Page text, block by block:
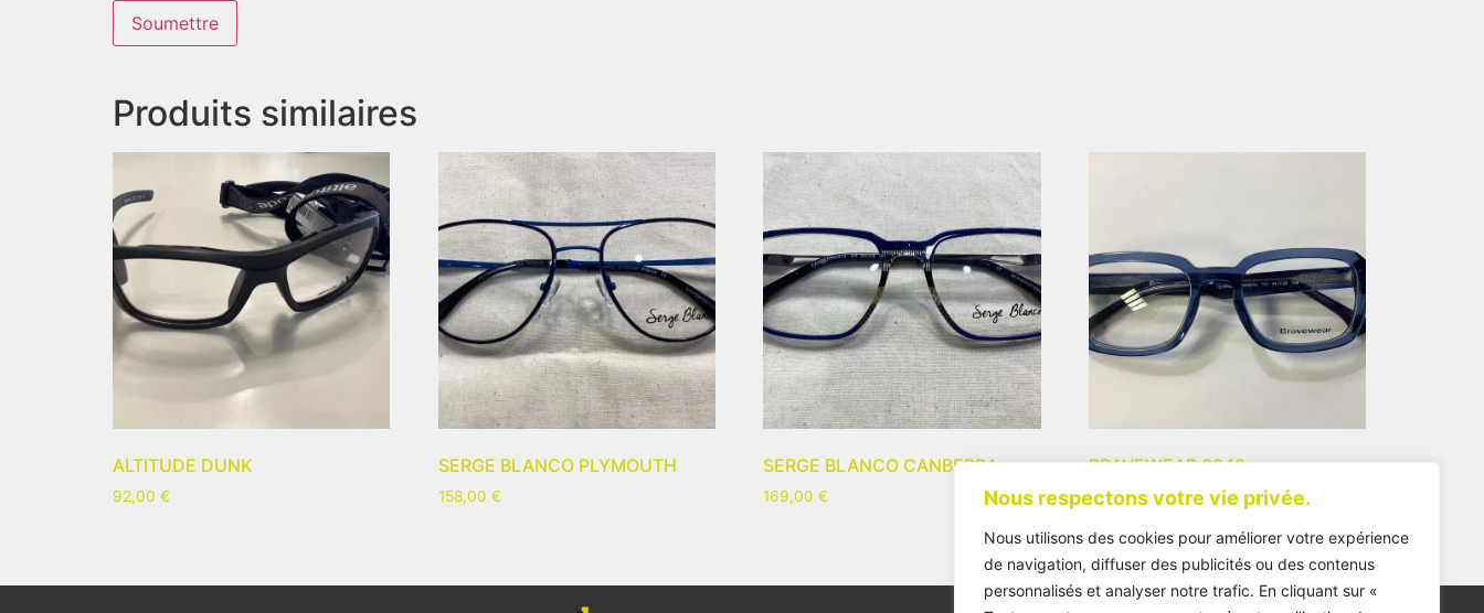
Nous respectons votre vie privée.
Nous utilisons des cookies pour améliorer votre expérience
de navigation, diffuser des publicités ou des contenus
personnalisés et analyser notre trafic. En cliquant sur «
Produits similaires
ALTITUDE DUNK
92,00 €
SERGE BLANCO PLYMOUTH
158,00 €
SERGE BLANCO CANBERRA
169,00€
BRAVEWEAR 6049
146,00€